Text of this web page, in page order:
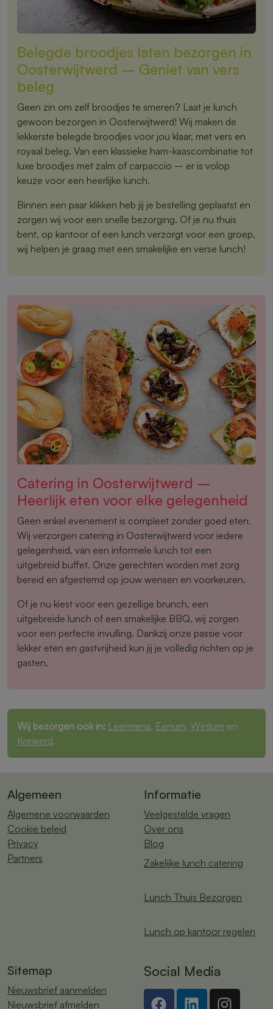
Belegde broodjes laten bezorgen in
Oosterwijtwerd – Geniet van vers
beleg
Geen zin om zelf broodjes te smeren? Laat je lunch
gewoon bezorgen in Oosterwijtwerd! Wij maken de
lekkerste belegde broodjes voor jou klaar, met vers en
royaal beleg. Van een klassieke ham-kaascombinatie tot
luxe broodjes met zalm of carpaccio – er is volop
keuze voor een heerlijke lunch.
Binnen een paar klikken heb jij je bestelling geplaatst en
zorgen wij voor een snelle bezorging. Of je nu thuis
bent, op kantoor of een lunch verzorgt voor een groep,
wij helpen je graag met een smakelijke en verse lunch!
Catering in Oosterwijtwerd –
Heerlijk eten voor elke gelegenheid
Geen enkel evenement is compleet zonder goed eten.
Wij verzorgen catering in Oosterwijtwerd voor iedere
gelegenheid, van een informele lunch tot een
uitgebreid buffet. Onze gerechten worden met zorg
bereid en afgestemd op jouw wensen en voorkeuren.
Of je nu kiest voor een gezellige brunch, een
uitgebreide lunch of een smakelijke BBQ, wij zorgen
voor een perfecte invulling. Dankzij onze passie voor
lekker eten en gastvrijheid kun jij je volledig richten op je
gasten.
Wij bezorgen ook in: Leermens, Eenum, Wirdum en
Krewerd.
Algemeen
Algemene voorwaarden
Cookie beleid
Privacy
Partners
Informatie
Veelgestelde vragen
Over ons
Blog
Zakelijke lunch catering
Lunch Thuis Bezorgen
Lunch op kantoor regelen
Sitemap
Nieuwsbrief aanmelden
Nieuwsbrief afmelden
Social Media